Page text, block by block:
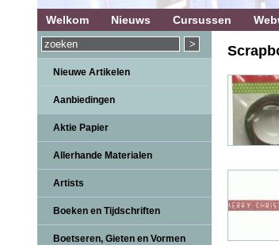
Welkom Nieuws Cursussen
Nieuwe Artikelen
Aanbiedingen
Aktie Papier
Allerhande Materialen
Artists
Boeken en Tijdschriften
Boetseren, Gieten en Vormen